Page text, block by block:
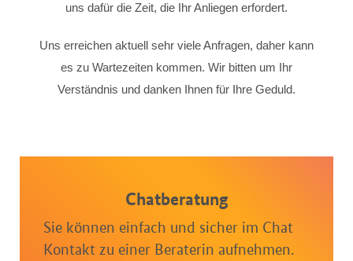
uns dafür die Zeit, die Ihr Anliegen erfordert.
Uns erreichen aktuell sehr viele Anfragen, daher kann
es zu Wartezeiten kommen. Wir bitten um Ihr
Verständnis und danken Ihnen für Ihre Geduld.
Chatberatung
Sie können einfach und sicher im Chat
Kontakt zu einer Beraterin aufnehmen.